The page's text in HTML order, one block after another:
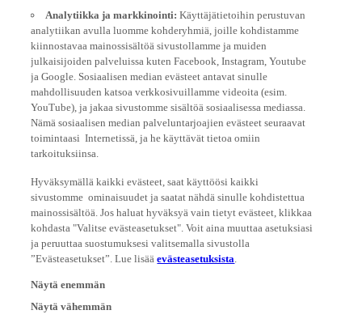
Analytiikka ja markkinointi:Käyttäjätietoihin perustuvan
analytiikan avulla luomme kohderyhmiä, joille kohdistamme
kiinnostavaa mainossisältöä sivustollamme ja muiden
julkaisijoiden palveluissa kuten Facebook, Instagram, Youtube
ja Google. Sosiaalisen median evästeet antavat sinulle
mahdollisuuden katsoa verkkosivuillamme videoita (esim.
YouTube), ja jakaa sivustomme sisältöä sosiaalisessa mediassa.
Nämä sosiaalisen median palveluntarjoajien evästeet seuraavat
toimintaasi Internetissä, ja he käyttävät tietoa omiin
tarkoituksiinsa.
Hyväksymällä kaikki evästeet, saat käyttöösi kaikki
sivustomme ominaisuudet ja saatat nähdä sinulle kohdistettua
mainossisältöä. Jos haluat hyväksyä vain tietyt evästeet, klikkaa
kohdasta "Valitse evästeasetukset". Voit aina muuttaa asetuksiasi
ja peruuttaa suostumuksesi valitsemalla sivustolla
”Evästeasetukset”. Lue lisääevästeasetuksista
Näytä enemmän
Näytä vähemmän